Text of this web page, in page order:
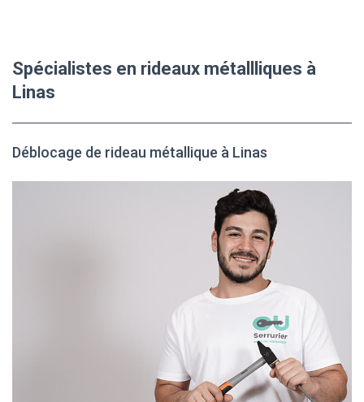
Spécialistes en rideaux métallliques à
Linas
Déblocage de rideau métallique à Linas